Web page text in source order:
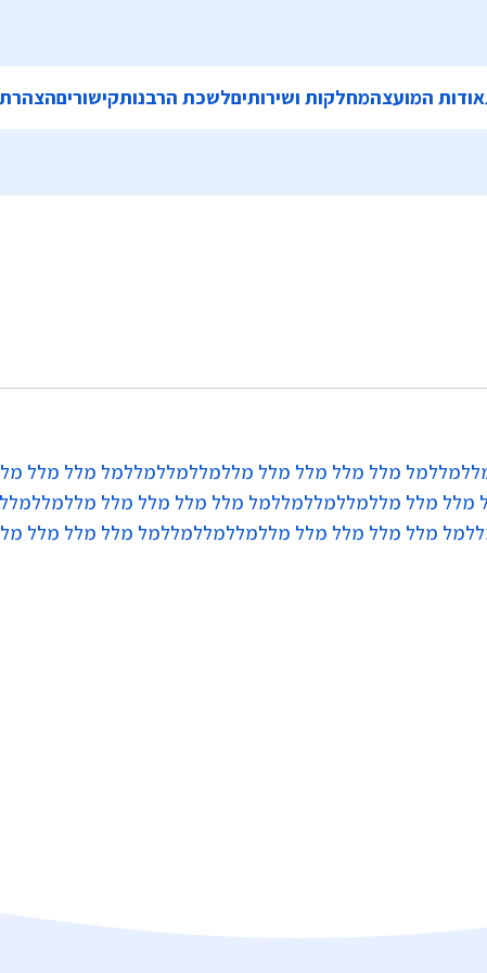
אודות המועצהמחלקות ושירותיםלשכת הרבנותקישוריםהצהרת
מלל מלל מלל מלל מללמללמללמללמל מלל מלל
מלל מללמללמללמללמל מלל מלל מלל מלל
מלל מלל מלל מלל מללמללמללמללמל מלל מלל מלל